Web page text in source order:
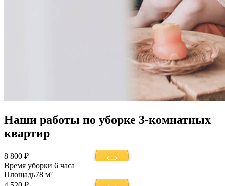
Наши работы по уборке 3-комнатных
квартир
8 800 ₽
Время уборки 6 часа
Площадь78 м²